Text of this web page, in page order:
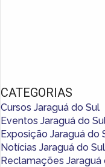
CATEGORIAS
Cursos Jaraguá do Sul
Eventos Jaraguá do
Exposição Jaraguá do
Notícias Jaraguá do Sul
Reclamações Jaraguá